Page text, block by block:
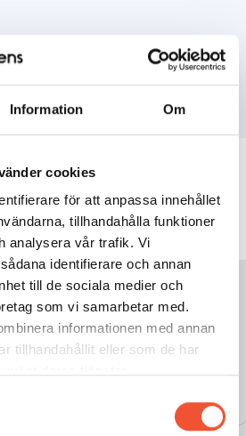
Information Om
cookies
för att anpassa innehållet
tillhandahålla funktioner
analysera vår trafik. Vi
identifierare och annan
till de sociala medier och
som vi samarbetar med.
informationen med annan
tillhandahållit eller som de har